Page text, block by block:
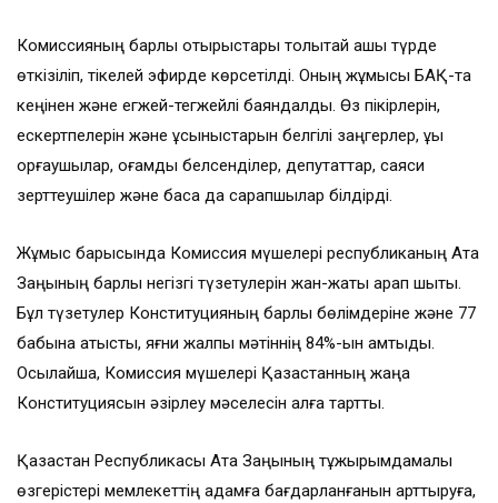
Комиссияның барлық отырыстары толықтай ашық түрде
өткізіліп, тікелей эфирде көрсетілді. Оның жұмысы БАҚ-та
кеңінен және егжей-тегжейлі баяндалды. Өз пікірлерін,
ескертпелерін және ұсыныстарын белгілі заңгерлер, құқық
қорғаушылар, қоғамдық белсенділер, депутаттар, саяси
зерттеушілер және басқа да сарапшылар білдірді.
Жұмыс барысында Комиссия мүшелері республиканың Ата
Заңының барлық негізгі түзетулерін жан-жақты қарап шықты.
Бұл түзетулер Конституцияның барлық бөлімдеріне және 77
бабына қатысты, яғни жалпы мәтіннің 84%-ын қамтыды.
Осылайша, Комиссия мүшелері Қазақстанның жаңа
Конституциясын әзірлеу мәселесін алға тартты.
Қазақстан Республикасы Ата Заңының тұжырымдамалық
өзгерістері мемлекеттің адамға бағдарланғанын арттыруға,